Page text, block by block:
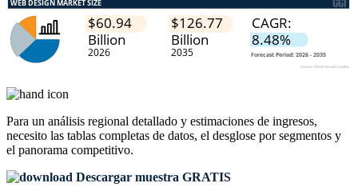
Para un análisis regional detallado y estimaciones de ingresos,
necesito las tablas completas de datos, el desglose por segmentos y
el panorama competitivo.
Descargar muestra GRATIS